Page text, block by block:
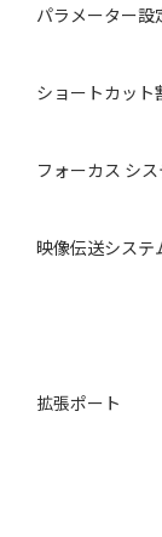
パラメーター設
ショートカット
フォーカス シス
映像伝送システ
拡張ポート